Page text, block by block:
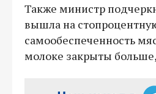
Также министр
вышла на
самообеспеченность
молоке закрыты